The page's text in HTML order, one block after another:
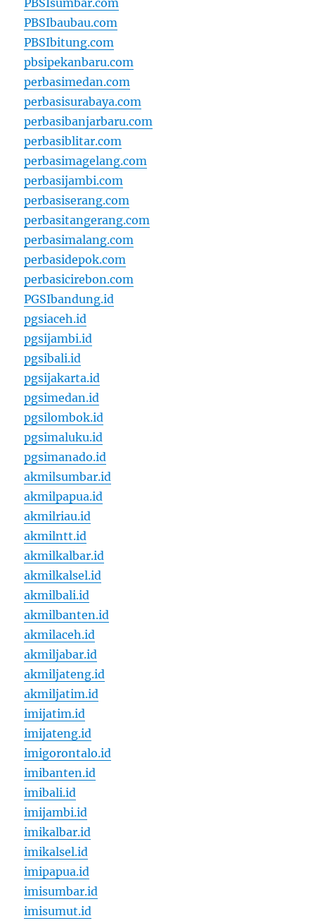
PBSIsumbar.com
PBSIbaubau.com
PBSIbitung.com
pbsipekanbaru.com
perbasimedan.com
perbasisurabaya.com
perbasibanjarbaru.com
perbasiblitar.com
perbasimagelang.com
perbasijambi.com
perbasiserang.com
perbasitangerang.com
perbasimalang.com
perbasidepok.com
perbasicirebon.com
PGSIbandung.id
pgsiaceh.id
pgsijambi.id
pgsibali.id
pgsijakarta.id
pgsimedan.id
pgsilombok.id
pgsimaluku.id
pgsimanado.id
akmilsumbar.id
akmilpapua.id
akmilriau.id
akmilntt.id
akmilkalbar.id
akmilkalsel.id
akmilbali.id
akmilbanten.id
akmilaceh.id
akmiljabar.id
akmiljateng.id
akmiljatim.id
imijatim.id
imijateng.id
imigorontalo.id
imibanten.id
imibali.id
imijambi.id
imikalbar.id
imikalsel.id
imipapua.id
imisumbar.id
imisumut.id